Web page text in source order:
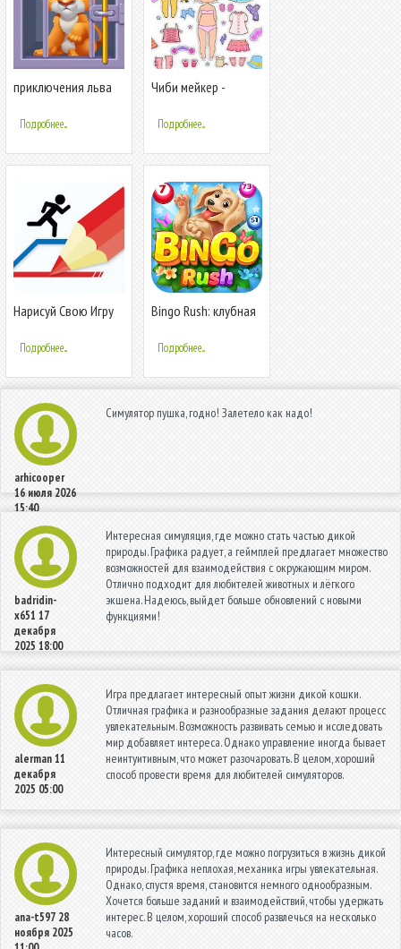
приключения льва
Подробнее...
Чиби мейкер -
Подробнее...
Нарисуй Свою Игру
Подробнее...
Bingo Rush: клубная
Подробнее...
arhicooper
16 июля 2026
15:40
Симулятор пушка, годно! Залетело как надо!
badridin-
x651 17
декабря
2025 18:00
Интересная симуляция, где можно стать частью дикой
природы. Графика радует, а геймплей предлагает множество
возможностей для взаимодействия с окружающим миром.
Отлично подходит для любителей животных и лёгкого
экшена. Надеюсь, выйдет больше обновлений с новыми
функциями!
alerman11
декабря
2025 05:00
Игра предлагает интересный опыт жизни дикой кошки.
Отличная графика и разнообразные задания делают процесс
увлекательным. Возможность развивать семью и исследовать
мир добавляет интереса. Однако управление иногда бывает
неинтуитивным, что может разочаровать. В целом, хороший
способ провести время для любителей симуляторов.
ana-t597 28
ноября 2025
Интересный симулятор, где можно погрузиться в жизнь дикой
природы. Графика неплохая, механика игры увлекательная.
Однако, спустя время, становится немного однообразным.
Хочется больше заданий и взаимодействий, чтобы удержать
интерес. В целом, хороший способ развлечься на несколько
часов.